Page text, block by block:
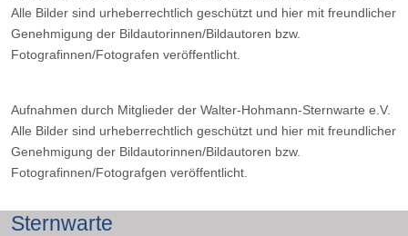
Alle Bilder sind urheberrechtlich geschützt und hier mit freundlicher
Genehmigung der Bildautorinnen/Bildautoren bzw.
Fotografinnen/Fotografen veröffentlicht.
Aufnahmen durch Mitglieder der Walter-Hohmann-Sternwarte e.V.
Alle Bilder sind urheberrechtlich geschützt und hier mit freundlicher
Genehmigung der Bildautorinnen/Bildautoren bzw.
Fotografinnen/Fotografgen veröffentlicht.
Sternwarte